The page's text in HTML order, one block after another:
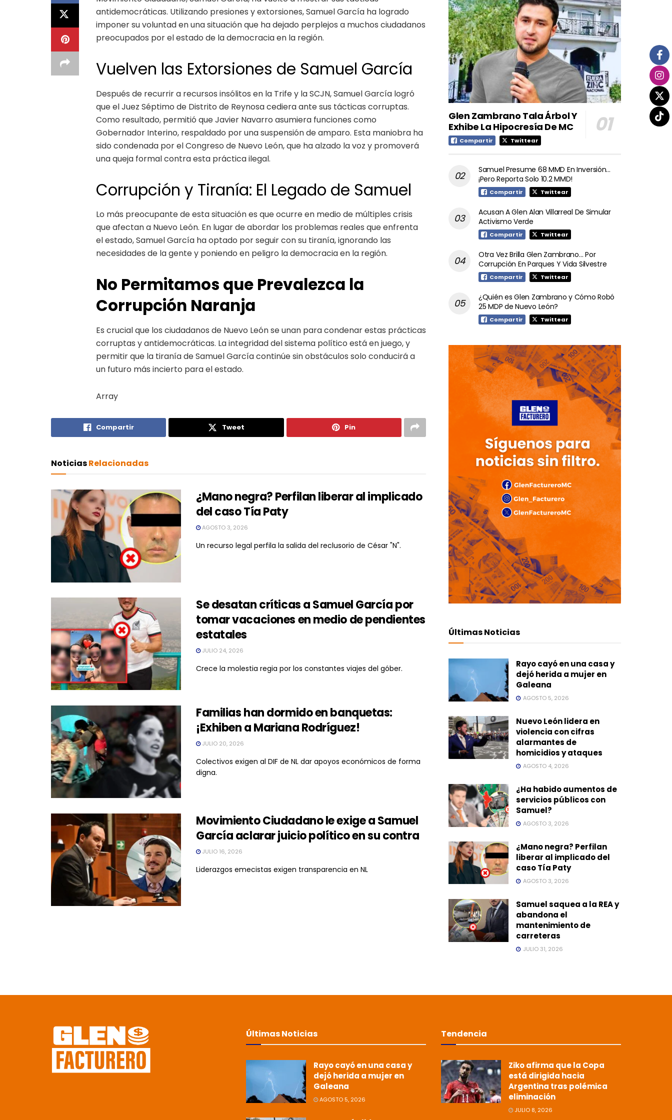
antidemocráticas. Utilizando presiones y extorsiones, Samuel García ha logrado
imponer su voluntad en una situación que ha dejado perplejos a muchos ciudadanos
preocupados por el estado de la democracia en la región.
Vuelven las Extorsiones de Samuel García
Después de recurrir a recursos insólitos en la Trife y la SCJN, Samuel García logró
que el Juez Séptimo de Distrito de Reynosa cediera ante sus tácticas corruptas.
Como resultado, permitió que Javier Navarro asumiera funciones como
Gobernador Interino, respaldado por una suspensión de amparo. Esta maniobra ha
sido condenada por el Congreso de Nuevo León, que ha alzado la voz y promoverá
una queja formal contra esta práctica ilegal.
Corrupción y Tiranía: El Legado de Samuel
Lo más preocupante de esta situación es que ocurre en medio de múltiples crisis
que afectan a Nuevo León. En lugar de abordar los problemas reales que enfrenta
el estado, Samuel García ha optado por seguir con su tiranía, ignorando las
necesidades de la gente y poniendo en peligro la democracia en la región.
No Permitamos que Prevalezca la
Corrupción Naranja
Es crucial que los ciudadanos de Nuevo León se unan para condenar estas prácticas
corruptas y antidemocráticas. La integridad del sistema político está en juego, y
permitir que la tiranía de Samuel García continúe sin obstáculos solo conducirá a
un futuro más incierto para el estado.
Array
Compartir Tweet Pin
NoticiasRelacionadas
¿Mano negra? Perfilan liberar al implicado
del caso Tía Paty
AGOSTO 3, 2026
Un recurso legal perfila la salida del reclusorio de César "N".
Se desatan críticas a Samuel García por
tomar vacaciones en medio de pendientes
estatales
JULIO 24, 2026
Crece la molestia regia por los constantes viajes del góber.
Familias han dormido en banquetas:
¡Exhiben a Mariana Rodríguez!
JULIO 20, 2026
Colectivos exigen al DIF de NL dar apoyos económicos de forma
digna.
Movimiento Ciudadano le exige a Samuel
García aclarar juicio político en su contra
JULIO 16, 2026
Liderazgos emecistas exigen transparencia en NL
Glen Zambrano Tala Árbol Y
Exhibe La Hipocresía De MC
Compartir Twittear
Samuel Presume 68 MMD En Inversión…
¡Pero Reporta Solo 10.2 MMD!
Compartir Twittear
Acusan A Glen Alan Villarreal De Simular
Activismo Verde
Compartir Twittear
Otra Vez Brilla Glen Zambrano… Por
Corrupción En Parques Y Vida Silvestre
Compartir Twittear
¿Quién es Glen Zambrano y Cómo Robó
25 MDP de Nuevo León?
Compartir Twittear
Últimas Noticias
Rayo cayó en una casa y
dejó herida a mujer en
Galeana
AGOSTO 5, 2026
Nuevo León lidera en
violencia con cifras
alarmantes de
homicidios y ataques
AGOSTO 4, 2026
¿Ha habido aumentos de
servicios públicos con
Samuel?
AGOSTO 3, 2026
¿Mano negra? Perfilan
liberar al implicado del
caso Tía Paty
AGOSTO 3, 2026
Samuel saquea a la REA y
abandona el
mantenimiento de
carreteras
JULIO 31, 2026
Últimas Noticias
Rayo cayó en una casa y
dejó herida a mujer en
Galeana
AGOSTO 5, 2026
Tendencia
Ziko afirma que la Copa
está dirigida hacia
Argentina tras polémica
eliminación
JULIO 8, 2026